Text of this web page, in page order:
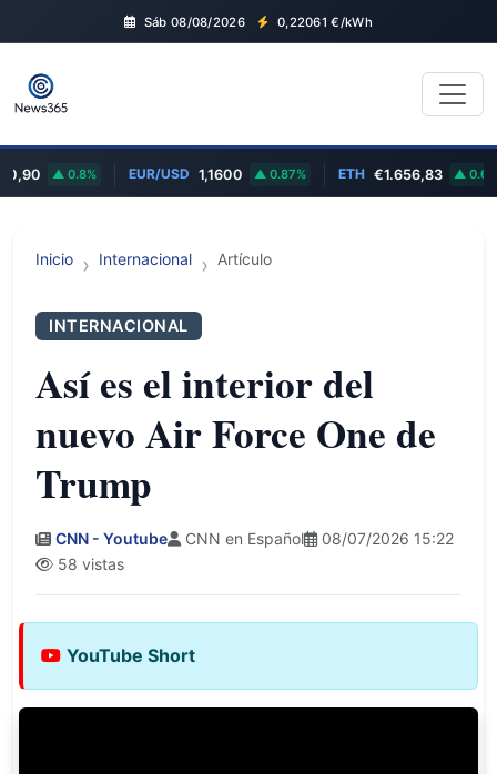
Sáb 08/08/2026 0,22061 €/kWh
0.8% EUR/USD 1,1600 0.87% ETH €1.656,83 0.69%
Inicio Internacional Artículo
INTERNACIONAL
Así es el interior del
nuevo Air Force One de
Trump
CNN - Youtube CNN en Español
08/07/2026 15:22
58 vistas
YouTube Short